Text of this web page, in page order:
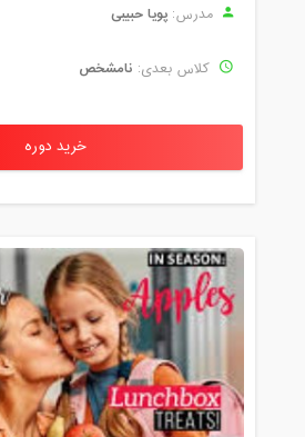
مدرس: پویا حبیبی
کلاس بعدی: نامشخص
خرید دوره